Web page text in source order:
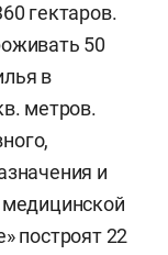
гектаров.
50
в
метров.
и
медицинской
построят 22